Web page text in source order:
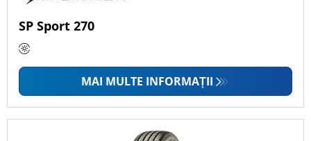
SP Sport 270
MAI MULTE INFORMAȚII